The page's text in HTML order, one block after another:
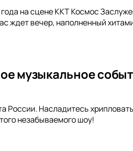
на сцене ККТ Космос
ждет вечер, наполненный
музыкальное
России. Насладитесь
незабываемого шоу!